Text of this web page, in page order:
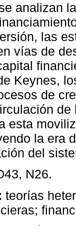
analizan
las
vías de
Keynes,
de
esta
la era
del
N26.
teorías